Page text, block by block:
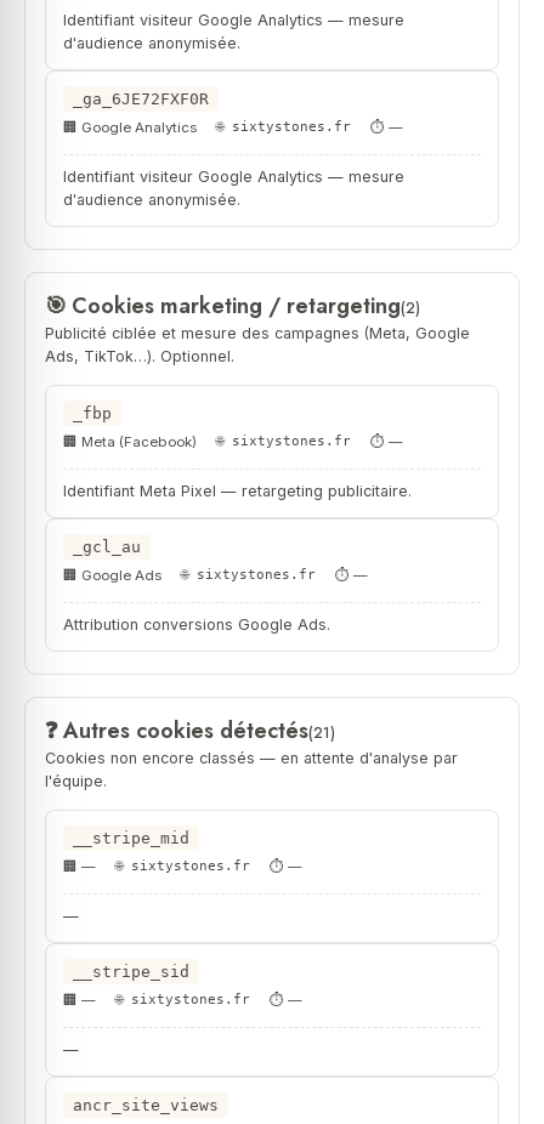
Identifiant visiteur Google Analytics — mesure
d'audience anonymisée.
_ga_6JE72FXF0R
Google Analytics sixtystones.fr —
Identifiant visiteur Google Analytics — mesure
d'audience anonymisée.
Cookies marketing / retargeting(2)
Publicité ciblée et mesure des campagnes (Meta, Google
Ads, TikTok…). Optionnel.
_fbp
Meta (Facebook) sixtystones.fr —
Identifiant Meta Pixel — retargeting publicitaire.
_gcl_au
Google Ads sixtystones.fr —
Attribution conversions Google Ads.
Autres cookies détectés(21)
Cookies non encore classés — en attente d'analyse par
l'équipe.
__stripe_mid
— sixtystones.fr —
—
__stripe_sid
— sixtystones.fr —
—
ancr_site_views